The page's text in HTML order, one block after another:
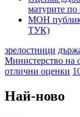
матурите
МОН
ТУК)
зрелостници
Министерство на
отлични оценки
Най-ново